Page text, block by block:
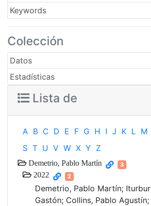
Keywords
Colección
Datos
Estadísticas
Lista de
A B C D E F G H I J K L M
S T U V W X Y Z
Demetrio, Pablo Martín 3
2022 2
Demetrio, Pablo Martín;
Gastón; Collins, Pablo Agustín;